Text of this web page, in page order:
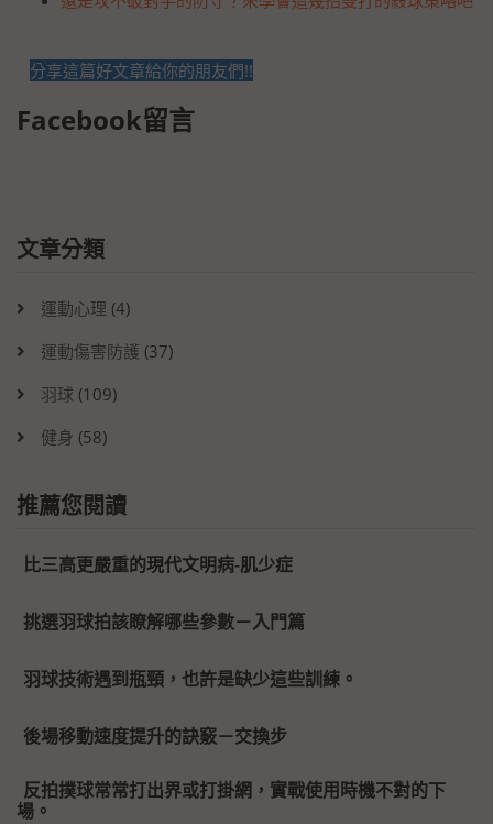
分享這篇好文章給你的朋友們!!
Facebook留言
文章分類
運動心理 (4)
運動傷害防護 (37)
羽球 (109)
健身 (58)
推薦您閱讀
比三高更嚴重的現代文明病-肌少症
挑選羽球拍該瞭解哪些參數－入門篇
羽球技術遇到瓶頸，也許是缺少這些訓練。
後場移動速度提升的訣竅－交換步
反拍撲球常常打出界或打掛網，實戰使用時機不對的下
場。